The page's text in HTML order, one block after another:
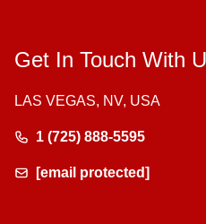
Get In Touch With
LAS VEGAS, NV, USA
1 (725) 888-5595
[email protected]